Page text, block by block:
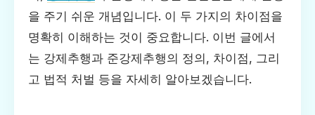
을 주기 쉬운 개념입니다. 이 두 가지의 차이점을
명확히 이해하는 것이 중요합니다. 이번 글에서
는 강제추행과 준강제추행의 정의, 차이점, 그리
고 법적 처벌 등을 자세히 알아보겠습니다.